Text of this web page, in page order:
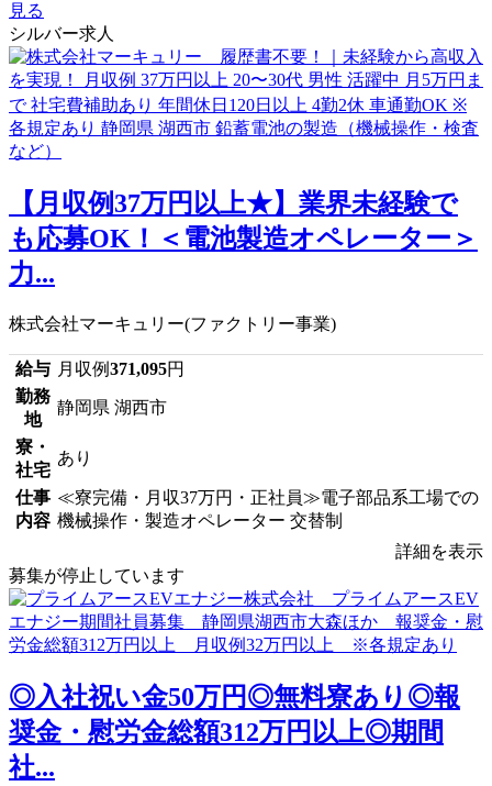
見る
シルバー求人
【月収例37万円以上★】業界未経験で
も応募OK！＜電池製造オペレーター＞
力...
株式会社マーキュリー(ファクトリー事業)
給与 月収例371,095円
勤務
地
静岡県 湖西市
寮・
社宅
あり
仕事
内容
≪寮完備・月収37万円・正社員≫電子部品系工場での
機械操作・製造オペレーター 交替制
詳細を表示
募集が停止しています
◎入社祝い金50万円◎無料寮あり◎報
奨金・慰労金総額312万円以上◎期間
社...